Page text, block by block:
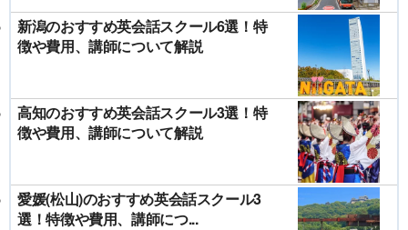
新潟のおすすめ英会話スクール6選！特
徴や費用、講師について解説
高知のおすすめ英会話スクール3選！特
徴や費用、講師について解説
愛媛(松山)のおすすめ英会話スクール3
選！特徴や費用、講師につ...